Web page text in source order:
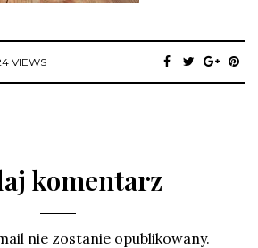
VIEWS
komentarz
nie zostanie opublikowany.